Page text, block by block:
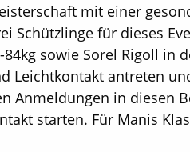
mit einer
Schützlinge für dieses
sowie Sorel Rigoll in
Leichtkontakt antreten
Anmeldungen in diesen
starten. Für Manis